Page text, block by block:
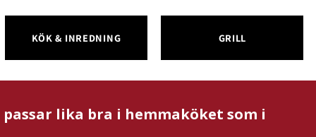
KÖK & INREDNING GRILL
lika bra i hemmaköket som i